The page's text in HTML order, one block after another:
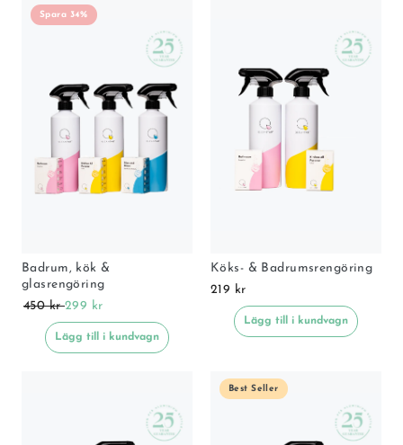
Spara 34%
Badrum, kök &
glasrengöring
450 kr299 kr
Lägg till i kundvagn
Köks- & Badrumsrengöring
219 kr
Lägg till i kundvagn
Best Seller